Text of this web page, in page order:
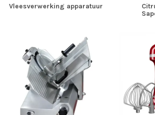
Vleesverwerking apparatuur